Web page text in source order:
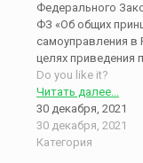
Федерального
ФЗ «Об общих
самоуправления в
целях приведения
Do you like it?
Читать далее...
30 декабря, 2021
30 декабря, 2021
Категория